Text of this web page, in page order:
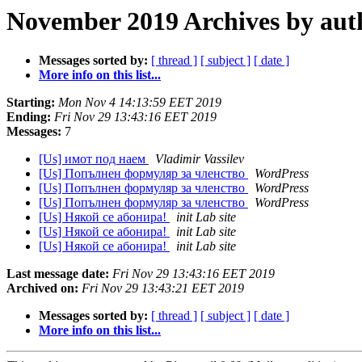
November 2019 Archives by
Messages sorted by: [ thread ] [ subject ] [ date ]
More info on this list...
Starting: Mon Nov 4 14:13:59 EET 2019
Ending: Fri Nov 29 13:43:16 EET 2019
Messages: 7
[Us] имот под наем
Vladimir Vassilev
[Us] Попълнен формуляр за членство
WordPress
[Us] Попълнен формуляр за членство
WordPress
[Us] Попълнен формуляр за членство
WordPress
[Us] Някой се абонира!
init Lab site
[Us] Някой се абонира!
init Lab site
[Us] Някой се абонира!
init Lab site
Last message date: Fri Nov 29 13:43:16 EET 2019
Archived on: Fri Nov 29 13:43:21 EET 2019
Messages sorted by: [ thread ] [ subject ] [ date ]
More info on this list...